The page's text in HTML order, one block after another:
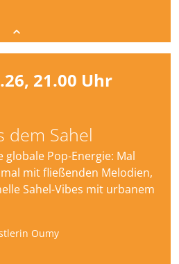
21.00 Uhr
dem Sahel
Pop-Energie: Mal
mit fließenden Melodien,
Sahel-Vibes mit urbanem